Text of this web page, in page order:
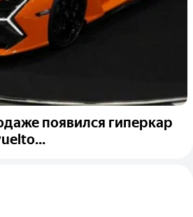
появился гиперкар